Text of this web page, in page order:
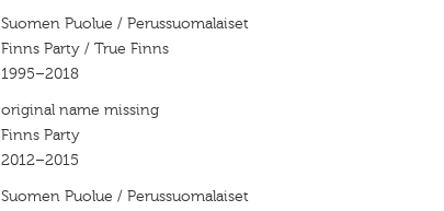
Suomen Puolue / Perussuomalaiset
Finns Party / True Finns
1995–2018
original name missing
Finns Party
2012–2015
Suomen Puolue / Perussuomalaiset